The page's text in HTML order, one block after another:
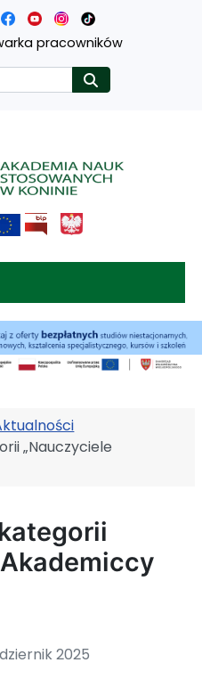
pracowników
„Nauczyciele
2025